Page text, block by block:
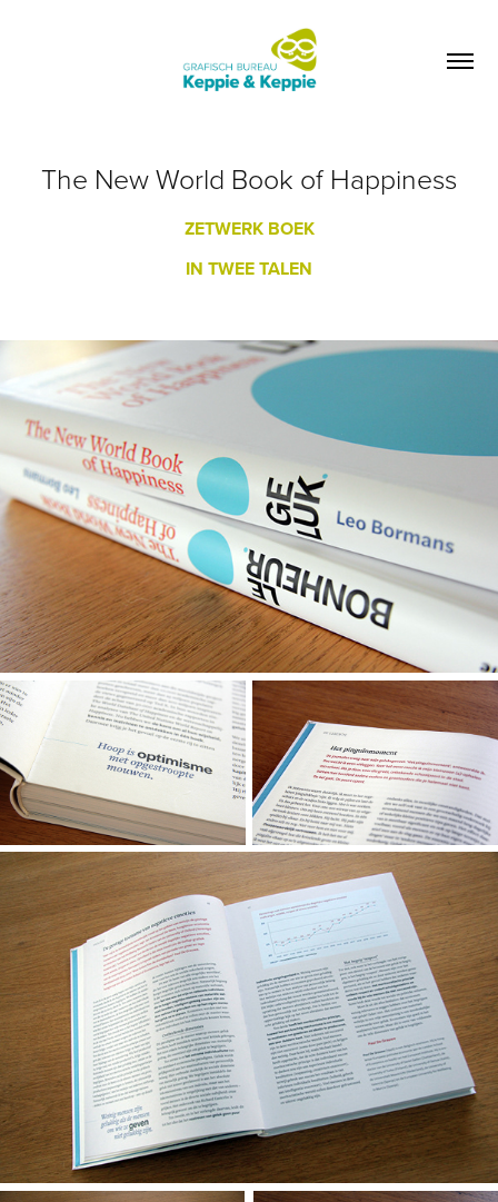
The New World Book of Happiness
ZETWERK BOEK
IN TWEE TALEN